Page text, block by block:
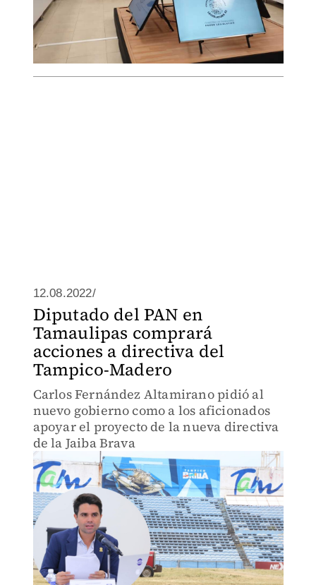
12.08.2022/
Diputado del PAN en
Tamaulipas comprará
acciones a directiva del
Tampico-Madero
Carlos Fernández Altamirano pidió al
nuevo gobierno como a los aficionados
apoyar el proyecto de la nueva directiva
de la Jaiba Brava